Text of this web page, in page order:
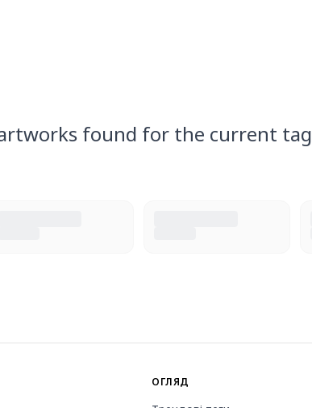
found for the current tag
ОГЛЯД